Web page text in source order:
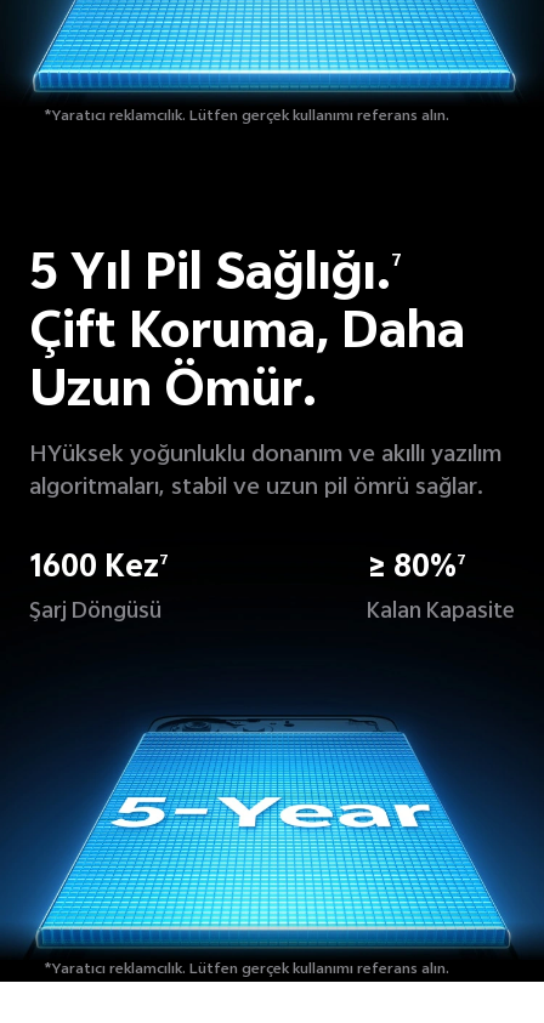
*Yaratıcı reklamcılık. Lütfen gerçek kullanımı referans alın.
5 Yıl Pil Sağlığı.7
Çift Koruma, Daha
Uzun Ömür.
HYüksek yoğunluklu donanım ve akıllı yazılım
algoritmaları, stabil ve uzun pil ömrü sağlar.
1600 Kez7
Şarj Döngüsü
≥ 80%7
Kalan Kapasite
*Yaratıcı reklamcılık.Lütfen gerçek kullanımı referans alın.